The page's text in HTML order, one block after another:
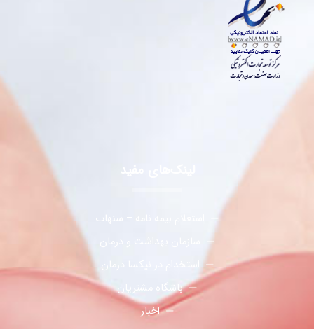
لینک‌های مفید
استعلام بیمه نامه – سنهاب
باشگاه مشتریان
اخبار